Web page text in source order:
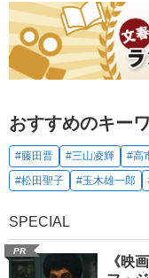
おすすめのキー
#藤田晋 #三山凌輝 #高
#松田聖子
#玉木雄一郎
SPECIAL
PR
《映